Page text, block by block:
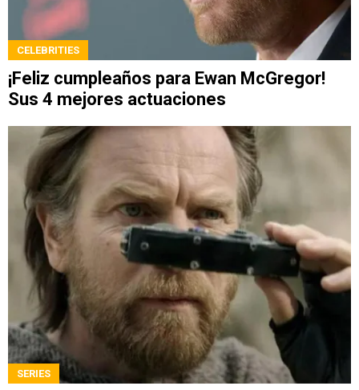
CELEBRITIES
¡Feliz cumpleaños para Ewan McGregor!
Sus 4 mejores actuaciones
SERIES